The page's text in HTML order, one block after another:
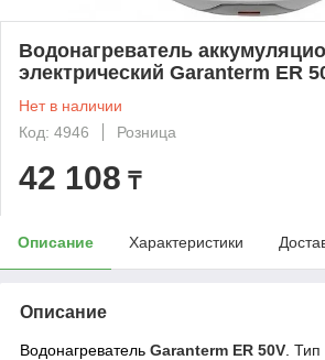
Водонагреватель
электрический Garanterm ER
Нет в наличии
Код: 4946
Розница
42 108 ₸
Описание Характеристики
Описание
Водонагреватель Garanterm ER 50V Тип